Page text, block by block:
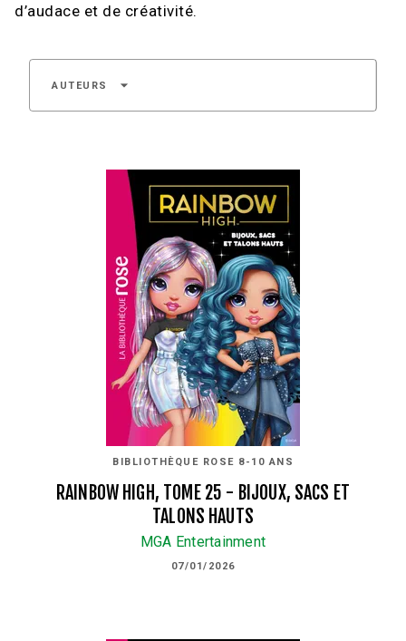
d’audace et de créativité.
AUTEURS arrow_drop_down
BIBLIOTHÈQUE ROSE 8-10 ANS
RAINBOW HIGH, TOME 25 - BIJOUX, SACS ET
TALONS HAUTS
MGA Entertainment
07/01/2026